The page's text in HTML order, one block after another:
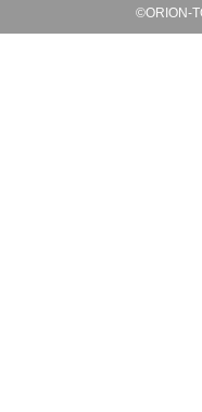
©ORION-